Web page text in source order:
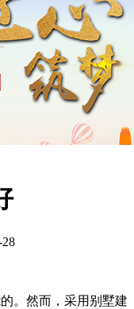
。然而，采用别墅建